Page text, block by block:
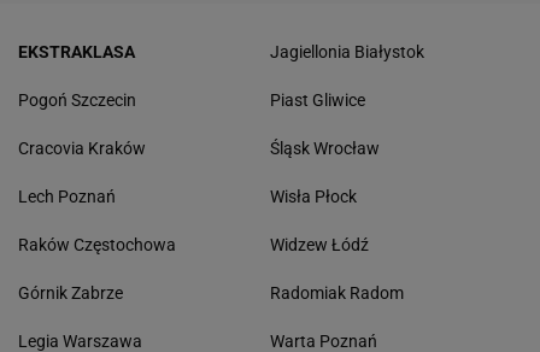
EKSTRAKLASA
Pogoń Szczecin
Cracovia Kraków
Lech Poznań
Raków Częstochowa
Górnik Zabrze
Legia Warszawa
Jagiellonia Białystok
Piast Gliwice
Śląsk Wrocław
Wisła Płock
Widzew Łódź
Radomiak Radom
Warta Poznań